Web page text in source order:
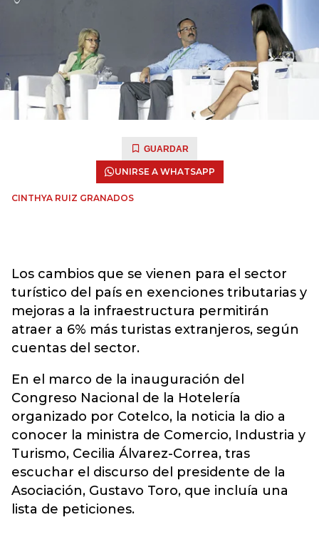
GUARDAR
UNIRSE A WHATSAPP
CINTHYA RUIZ GRANADOS
Los cambios que se vienen para el sector
turístico del país en exenciones tributarias y
mejoras a la infraestructura permitirán
atraer a 6% más turistas extranjeros, según
cuentas del sector.
En el marco de la inauguración del
Congreso Nacional de la Hotelería
organizado por Cotelco, la noticia la dio a
conocer la ministra de Comercio, Industria y
Turismo, Cecilia Álvarez-Correa, tras
escuchar el discurso del presidente de la
Asociación, Gustavo Toro, que incluía una
lista de peticiones.